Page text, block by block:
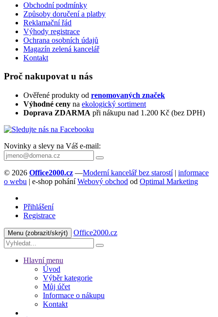
Obchodní podmínky
Způsoby doručení a platby
Reklamační řád
Výhody registrace
Ochrana osobních údajů
Magazín zelená kancelář
Kontakt
Proč nakupovat u nás
Ověřené produkty od renomovaných značek
Výhodné ceny na ekologický sortiment
Doprava ZDARMA při nákupu nad 1.200 Kč (bez DPH)
Novinky a slevy na Váš e-mail:
© 2026 Office2000.cz —Moderní kancelář bez starostí| informace
o webu | e-shop poháníWebový obchod od Optimal Marketing
Přihlášení
Registrace
Menu (zobrazit/skrýt) Office2000.cz
Hlavní menu
Úvod
Výběr kategorie
Můj účet
Informace o nákupu
Kontakt